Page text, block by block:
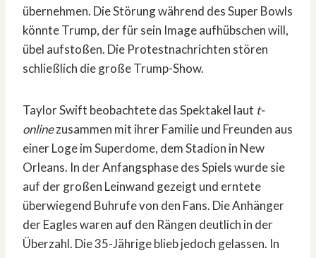
übernehmen. Die Störung während des Super Bowls
könnte Trump, der für sein Image aufhübschen will,
übel aufstoßen. Die Protestnachrichten stören
schließlich die große Trump-Show.
Taylor Swift beobachtete das Spektakel laut t-
onlinezusammen mit ihrer Familie und Freunden aus
einer Loge im Superdome, dem Stadion in New
Orleans. In der Anfangsphase des Spiels wurde sie
auf der großen Leinwand gezeigt und erntete
überwiegend Buhrufe von den Fans. Die Anhänger
der Eagles waren auf den Rängen deutlich in der
Überzahl. Die 35-Jährige blieb jedoch gelassen. In